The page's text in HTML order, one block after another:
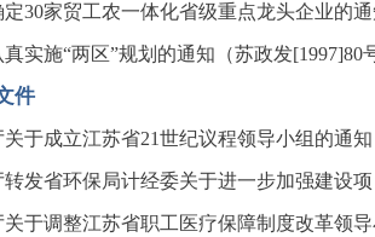
30家贸工农一体化省级重点龙头企业的
实施“两区”规划的通知（苏政发[1997]80
件
于成立江苏省21世纪议程领导小组的通
发省环保局计经委关于进一步加强建设
于调整江苏省职工医疗保障制度改革领